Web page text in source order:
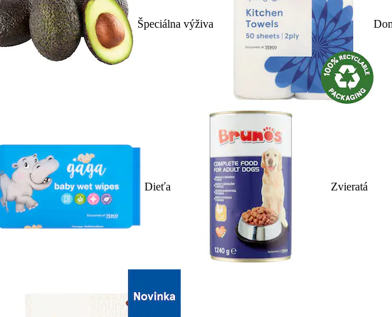
Špeciálna výživa
Dieťa Zvieratá